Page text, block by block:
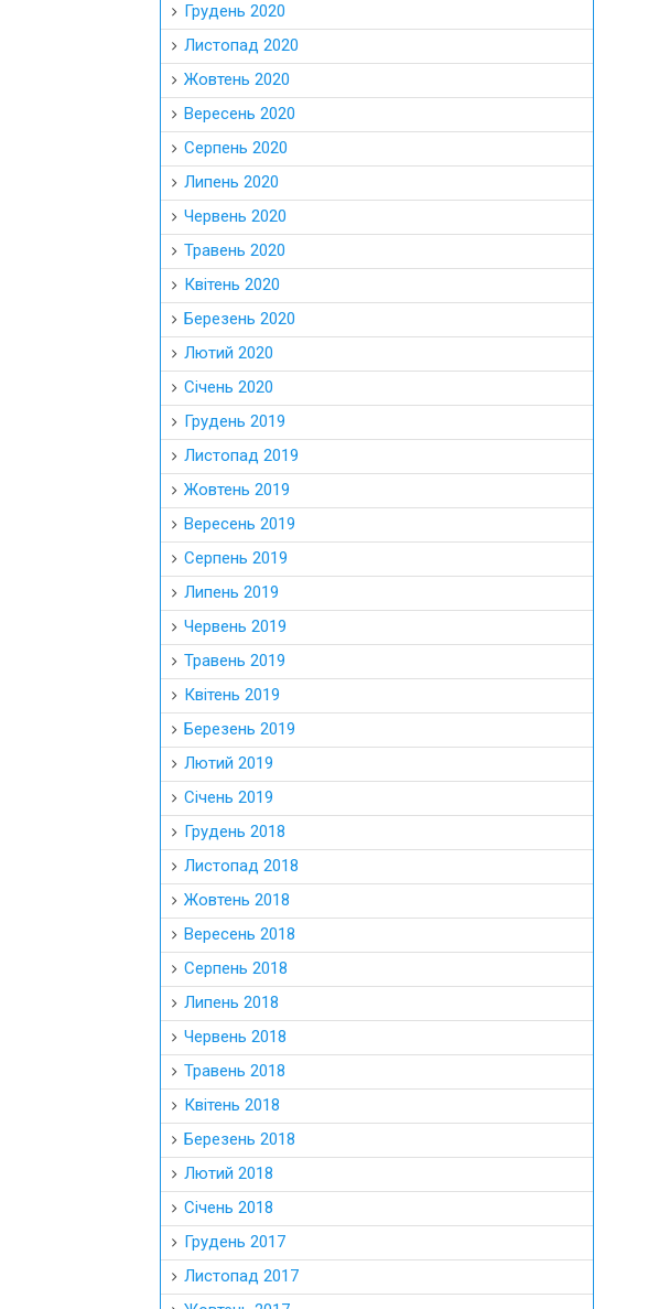
Грудень 2020
Листопад 2020
Жовтень 2020
Вересень 2020
Серпень 2020
Липень 2020
Червень 2020
Травень 2020
Квітень 2020
Березень 2020
Лютий 2020
Січень 2020
Грудень 2019
Листопад 2019
Жовтень 2019
Вересень 2019
Серпень 2019
Липень 2019
Червень 2019
Травень 2019
Квітень 2019
Березень 2019
Лютий 2019
Січень 2019
Грудень 2018
Листопад 2018
Жовтень 2018
Вересень 2018
Серпень 2018
Липень 2018
Червень 2018
Травень 2018
Квітень 2018
Березень 2018
Лютий 2018
Січень 2018
Грудень 2017
Листопад 2017